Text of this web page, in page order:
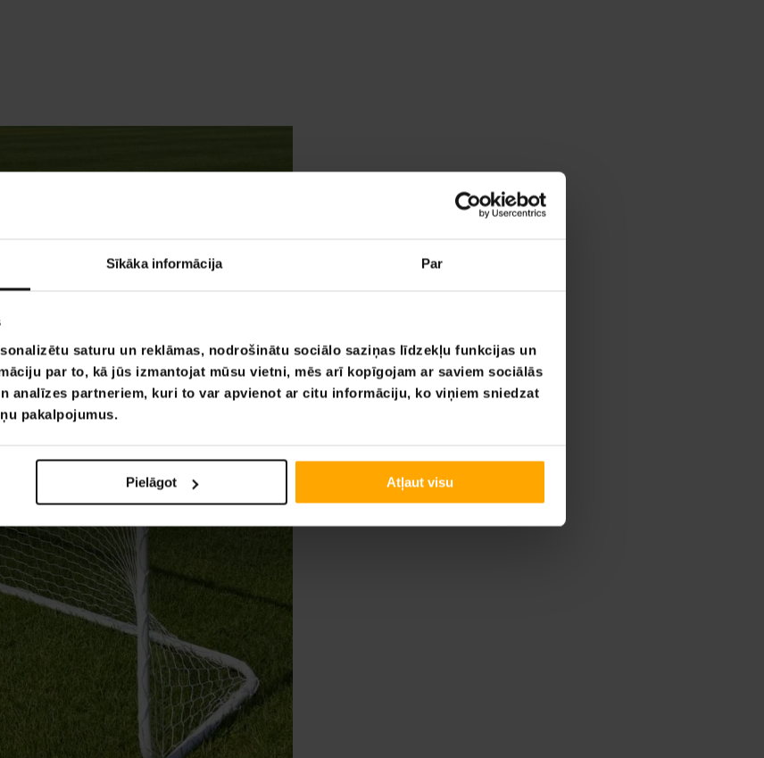
Sīkāka informācija Par
saturu un reklāmas, nodrošinātu sociālo saziņas līdzekļu funkcijas un
par to, kā jūs izmantojat mūsu vietni, mēs arī kopīgojam ar saviem sociālās
analīzes partneriem, kuri to var apvienot ar citu informāciju, ko viņiem sniedzat
pakalpojumus.
Pielāgot Atļaut visu